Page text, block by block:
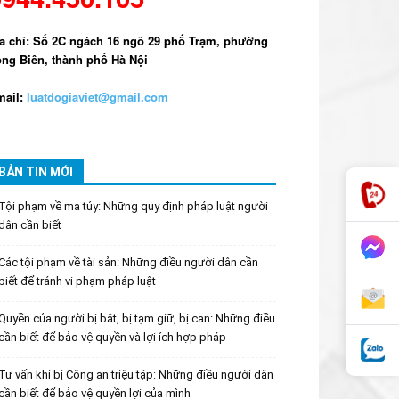
chỉ: Số 2C ngách 16 ngõ 29 phố Trạm, phường
Biên, thành phố Hà Nội
luatdogiaviet@gmail.com
BẢN TIN MỚI
Tội phạm về ma túy: Những quy định pháp luật người
cần biết
tội phạm về tài sản: Những điều người dân cần
để tránh vi phạm pháp luật
của người bị bắt, bị tạm giữ, bị can: Những điều
biết để bảo vệ quyền và lợi ích hợp pháp
Tư vấn khi bị Công an triệu tập: Những điều người dân
biết để bảo vệ quyền lợi của mình